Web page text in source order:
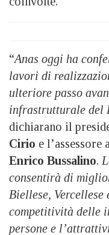
“Anas oggi ha
lavori di
ulteriore passo
infrastrutturale del
dichiarano il
Cirio e
Enrico Bussalino.
consentirà di
Biellese,
competitività delle
persone e